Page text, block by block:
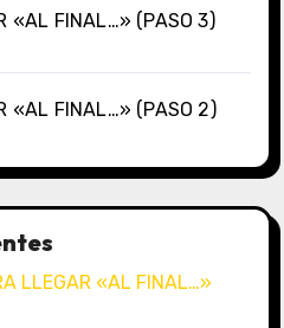
«AL FINAL…» (PASO 3)
«AL FINAL…» (PASO 2)
LLEGAR «AL FINAL…»